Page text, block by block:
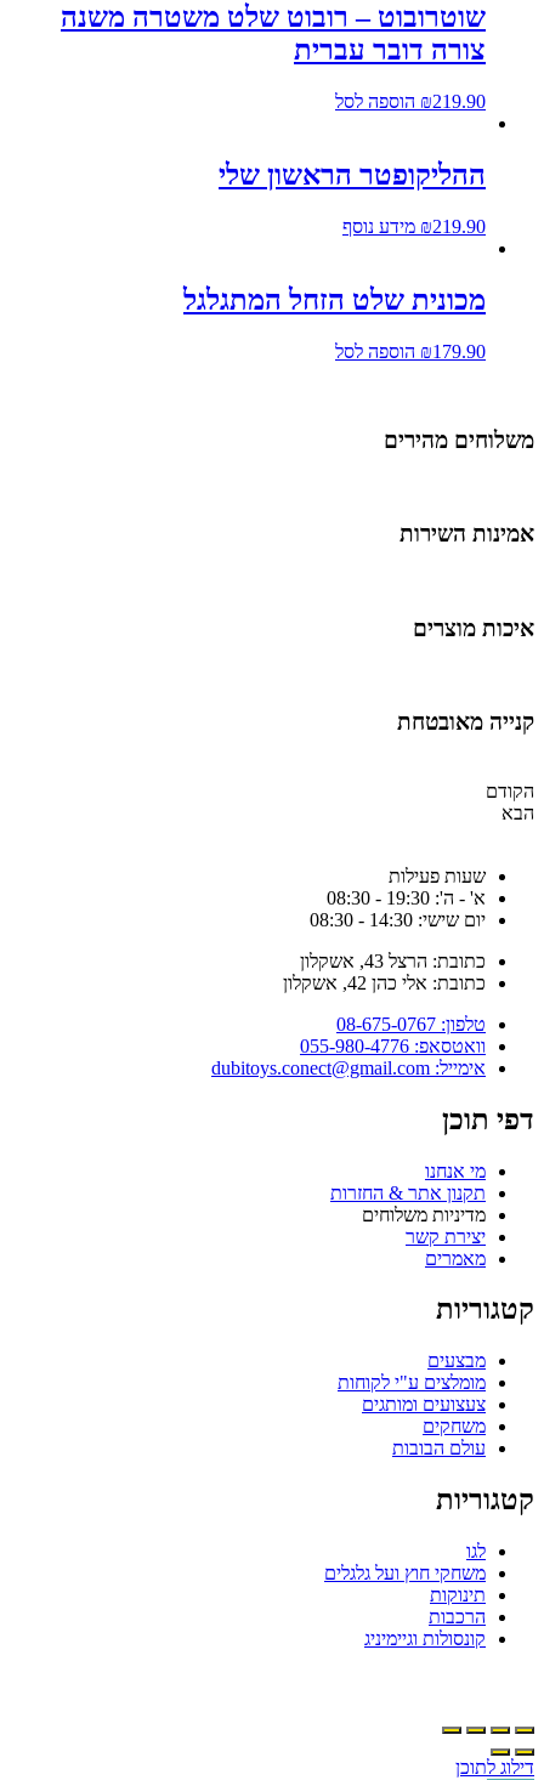
שוטרובוט – רובוט שלט משטרה משנה
צורה דובר עברית
₪219.90 הוספה לסל
ההליקופטר הראשון שלי
₪219.90 מידע נוסף
מכונית שלט הזחל המתגלגל
₪179.90 הוספה לסל
משלוחים מהירים
אמינות השירות
איכות מוצרים
קנייה מאובטחת
הקודם
הבא
שעות פעילות
א' - ה': 19:30 - 08:30
יום שישי: 14:30 - 08:30
כתובת: הרצל 43, אשקלון
כתובת: אלי כהן 42, אשקלון
טלפון: 08-675-0767
וואטסאפ: 055-980-4776
אימייל: dubitoys.conect@gmail.com
דפי תוכן
מי אנחנו
תקנון אתר & החזרות
מדיניות משלוחים
יצירת קשר
מאמרים
קטגוריות
מבצעים
מומלצים ע"י לקוחות
צעצועים ומותגים
משחקים
עולם הבובות
קטגוריות
לגו
משחקי חוץ ועל גלגלים
תינוקות
הרכבות
קונסולות וגיימיניג
דילוג לתוכן